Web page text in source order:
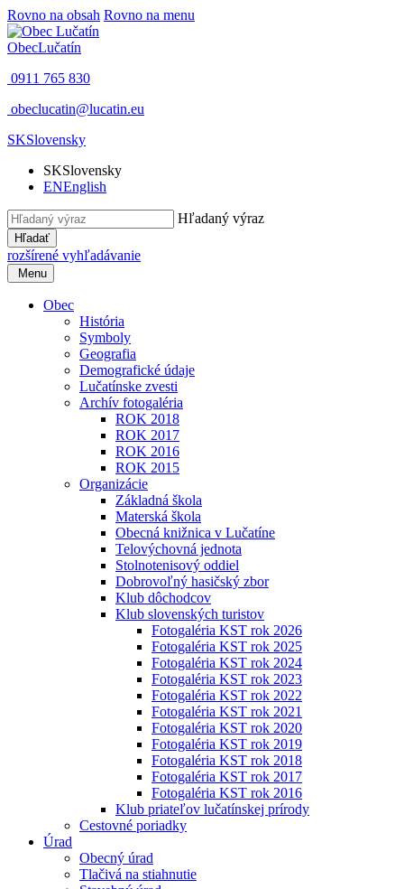
Rovno na obsah Rovno na menu
ObecLučatín
0911 765 830
obeclucatin@lucatin.eu
SKSlovensky
SKSlovensky
ENEnglish
Hľadaný výraz
Hľadať
rozšírené vyhľadávanie
Menu
Obec
História
Symboly
Geografia
Demografické údaje
Lučatínske zvesti
Archív fotogaléria
ROK 2018
ROK 2017
ROK 2016
ROK 2015
Organizácie
Základná škola
Materská škola
Obecná knižnica v Lučatíne
Telovýchovná jednota
Stolnotenisový oddiel
Dobrovoľný hasičský zbor
Klub dôchodcov
Klub slovenských turistov
Fotogaléria KST rok 2026
Fotogaléria KST rok 2025
Fotogaléria KST rok 2024
Fotogaléria KST rok 2023
Fotogaléria KST rok 2022
Fotogaléria KST rok 2021
Fotogaléria KST rok 2020
Fotogaléria KST rok 2019
Fotogaléria KST rok 2018
Fotogaléria KST rok 2017
Fotogaléria KST rok 2016
Klub priateľov lučatínskej prírody
Cestovné poriadky
Úrad
Obecný úrad
Tlačivá na stiahnutie